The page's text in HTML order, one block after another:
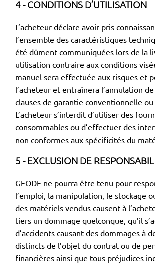
4 - CONDITIONS D’UTILISATION
L’acheteur déclare avoir pris
l’ensemble des caractéristiques
été dûment communiquées lors de la
utilisation contraire aux conditions
manuel sera effectuée aux risques et
l’acheteur et entraînera l’annulation
clauses de garantie conventionnelle
L’acheteur s’interdit d’utiliser des
consommables ou d’effectuer des
non conformes aux spécificités du
5 - EXCLUSION DE
GEODE ne pourra être tenu pour
l’emploi, la manipulation, le stockage
des matériels vendus causent à
tiers un dommage quelconque, qu’il
d’accidents causant des dommages à
distincts de l’objet du contrat ou de
financières ainsi que tous préjudices